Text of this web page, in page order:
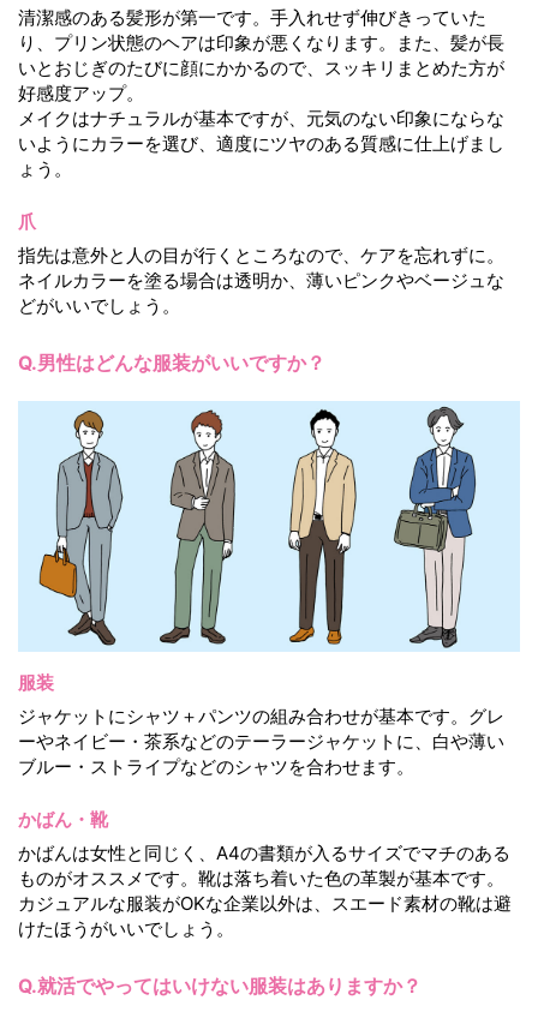
清潔感のある髪形が第一です。手入れせず伸びきっていた
り、プリン状態のヘアは印象が悪くなります。また、髪が長
いとおじぎのたびに顔にかかるので、スッキリまとめた方が
好感度アップ。
メイクはナチュラルが基本ですが、元気のない印象にならな
いようにカラーを選び、適度にツヤのある質感に仕上げまし
ょう。
爪
指先は意外と人の目が行くところなので、ケアを忘れずに。
ネイルカラーを塗る場合は透明か、薄いピンクやベージュな
どがいいでしょう。
Q.男性はどんな服装がいいですか？
服装
ジャケットにシャツ＋パンツの組み合わせが基本です。グレ
ーやネイビー・茶系などのテーラージャケットに、白や薄い
ブルー・ストライプなどのシャツを合わせます。
かばん・靴
かばんは女性と同じく、A4の書類が入るサイズでマチのある
ものがオススメです。靴は落ち着いた色の革製が基本です。
カジュアルな服装がOKな企業以外は、スエード素材の靴は避
けたほうがいいでしょう。
Q.就活でやってはいけない服装はありますか？